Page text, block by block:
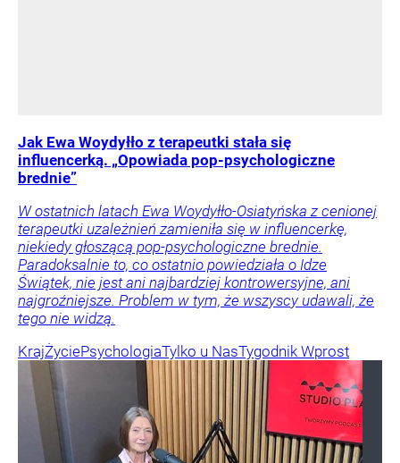
Jak Ewa Woydyłło z terapeutki stała się
influencerką. „Opowiada pop-psychologiczne
brednie”
W ostatnich latach Ewa Woydyłło-Osiatyńska z cenionej
terapeutki uzależnień zamieniła się w influencerkę,
niekiedy głoszącą pop-psychologiczne brednie.
Paradoksalnie to, co ostatnio powiedziała o Idze
Świątek, nie jest ani najbardziej kontrowersyjne, ani
najgroźniejsze. Problem w tym, że wszyscy udawali, że
tego nie widzą.
KrajŻyciePsychologiaTylko u NasTygodnik Wprost